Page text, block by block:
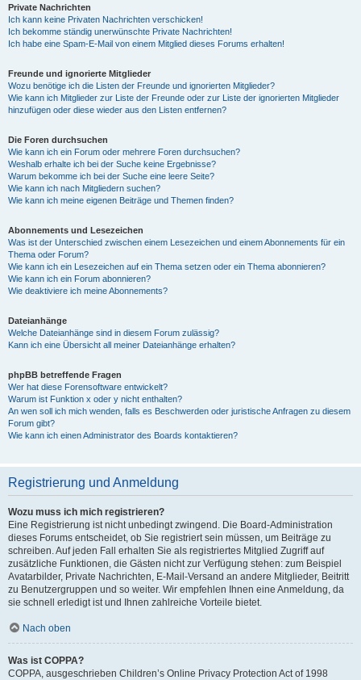
Private Nachrichten
Ich kann keine Privaten Nachrichten verschicken!
Ich bekomme ständig unerwünschte Private Nachrichten!
Ich habe eine Spam-E-Mail von einem Mitglied dieses Forums erhalten!
Freunde und ignorierte Mitglieder
Wozu benötige ich die Listen der Freunde und ignorierten Mitglieder?
Wie kann ich Mitglieder zur Liste der Freunde oder zur Liste der ignorierten Mitglieder
hinzufügen oder diese wieder aus den Listen entfernen?
Die Foren durchsuchen
Wie kann ich ein Forum oder mehrere Foren durchsuchen?
Weshalb erhalte ich bei der Suche keine Ergebnisse?
Warum bekomme ich bei der Suche eine leere Seite?
Wie kann ich nach Mitgliedern suchen?
Wie kann ich meine eigenen Beiträge und Themen finden?
Abonnements und Lesezeichen
Was ist der Unterschied zwischen einem Lesezeichen und einem Abonnements für ein
Thema oder Forum?
Wie kann ich ein Lesezeichen auf ein Thema setzen oder ein Thema abonnieren?
Wie kann ich ein Forum abonnieren?
Wie deaktiviere ich meine Abonnements?
Dateianhänge
Welche Dateianhänge sind in diesem Forum zulässig?
Kann ich eine Übersicht all meiner Dateianhänge erhalten?
phpBB betreffende Fragen
Wer hat diese Forensoftware entwickelt?
Warum ist Funktion x oder y nicht enthalten?
An wen soll ich mich wenden, falls es Beschwerden oder juristische Anfragen zu diesem
Forum gibt?
Wie kann ich einen Administrator des Boards kontaktieren?
Registrierung und Anmeldung
Wozu muss ich mich registrieren?
Eine Registrierung ist nicht unbedingt zwingend. Die Board-Administration
dieses Forums entscheidet, ob Sie registriert sein müssen, um Beiträge zu
schreiben. Auf jeden Fall erhalten Sie als registriertes Mitglied Zugriff auf
zusätzliche Funktionen, die Gästen nicht zur Verfügung stehen: zum Beispiel
Avatarbilder, Private Nachrichten, E-Mail-Versand an andere Mitglieder, Beitritt
zu Benutzergruppen und so weiter. Wir empfehlen Ihnen eine Anmeldung, da
sie schnell erledigt ist und Ihnen zahlreiche Vorteile bietet.
Nach oben
Was ist COPPA?
COPPA, ausgeschrieben Children’s Online Privacy Protection Act of 1998